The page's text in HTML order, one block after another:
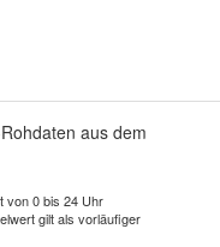
aus dem
von 0 bis 24 Uhr
gilt als vorläufiger